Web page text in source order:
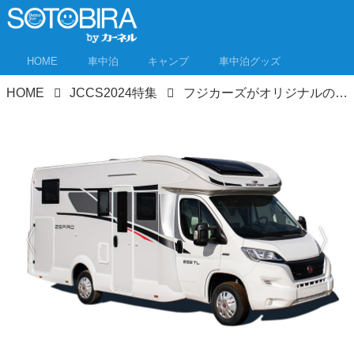
HOME 車中泊 キャンプ 車中泊グッズ
HOME JCCS2024特集 フジカーズがオリジナルのキャンピングカーを出展！新作は3名就寝8名乗車の上質空間ハイエース｜ジャパンキャンピングカーショー2024